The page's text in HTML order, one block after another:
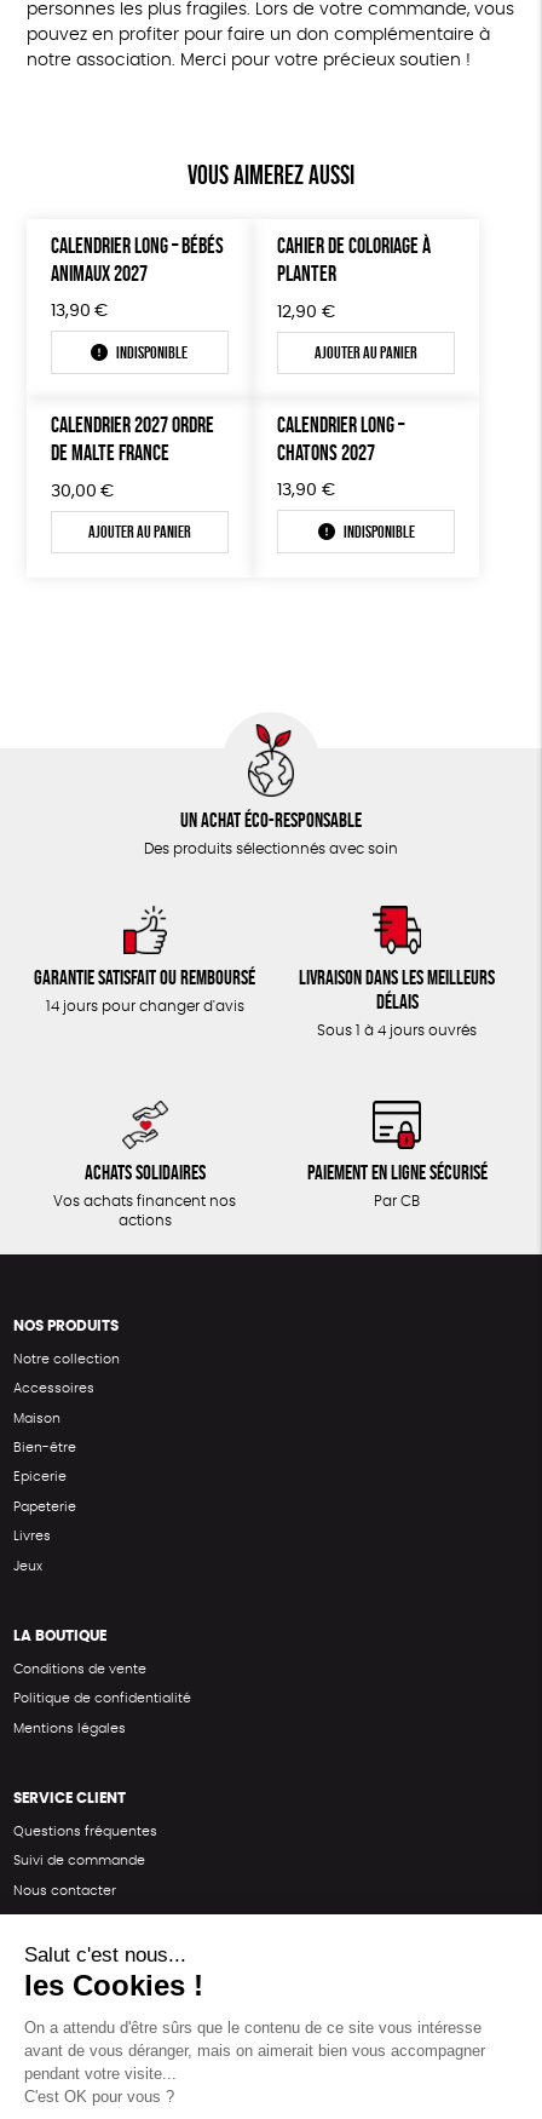
personnes les plus fragiles. Lors de votre commande, vous
pouvez en profiter pour faire un don complémentaire à
notre association. Merci pour votre précieux soutien !
Vous aimerez aussi
CALENDRIER LONG – BÉBÉS
ANIMAUX 2027
13,90 €
Indisponible
CAHIER DE COLORIAGE À
PLANTER
12,90 €
Ajouter au panier
CALENDRIER 2027 ORDRE
DE MALTE FRANCE
30,00 €
Ajouter au panier
CALENDRIER LONG –
CHATONS 2027
13,90 €
Indisponible
Un achat éco-responsable
Des produits sélectionnés avec soin
Garantie satisfait ou remboursé
14 jours pour changer d'avis
Livraison dans les meilleurs
délais
Sous 1 à 4 jours ouvrés
Achats solidaires
Vos achats financent nos
actions
Paiement en ligne sécurisé
Par CB
NOS PRODUITS
Notre collection
Accessoires
Maison
Bien-être
Epicerie
Papeterie
Livres
Jeux
LA BOUTIQUE
Conditions de vente
Politique de confidentialité
Mentions légales
SERVICE CLIENT
Questions fréquentes
Suivi de commande
Nous contacter
SUIVEZ-NOUS